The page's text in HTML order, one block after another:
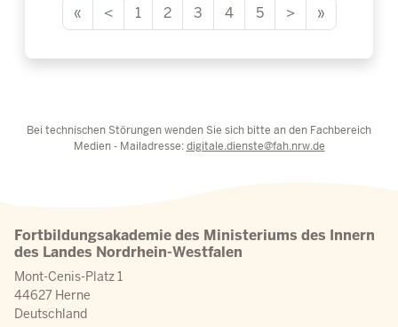
« < 1 2 3 4 5 > »
Bei technischen Störungen wenden Sie sich bitte an den Fachbereich
Medien - Mailadresse:digitale.dienste@fah.nrw.de
Fortbildungsakademie des Ministeriums des Innern
des Landes Nordrhein-Westfalen
Mont-Cenis-Platz 1
44627 Herne
Deutschland